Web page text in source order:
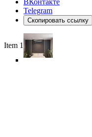
Telegram
Скопировать ссылку
Item 1 of 6